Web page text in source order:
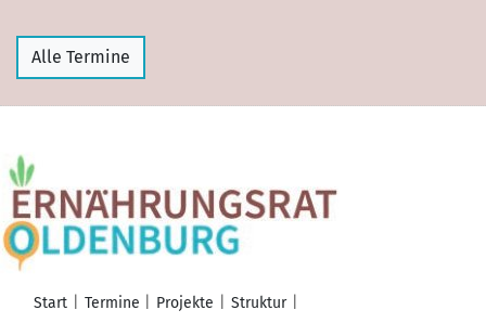
Alle Termine
Start Termine Projekte
Struktur